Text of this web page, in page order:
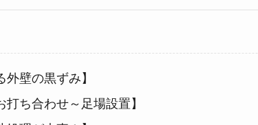
外壁の黒ずみ】
打ち合わせ～足場設置】